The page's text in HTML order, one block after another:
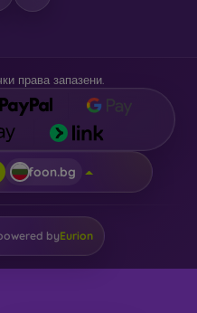
права запазени.
foon.bg
byEurion